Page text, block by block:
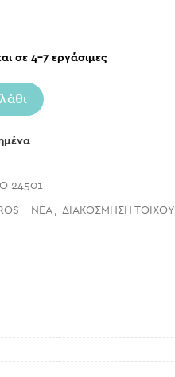
σε 4-7 εργάσιμες
24501
- ΝΕΑ , ΔΙΑΚΟΣΜΗΣΗ ΤΟΙΧΟΥ